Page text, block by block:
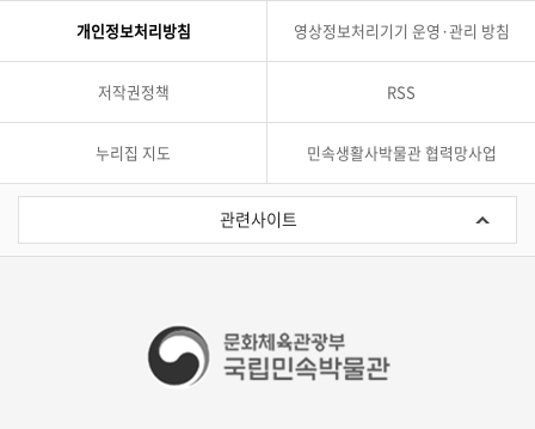
개인정보처리방침 영상정보처리기기 운영·관리 방침
저작권정책 RSS
누리집 지도 민속생활사박물관 협력망사업
관
이
관련사이트